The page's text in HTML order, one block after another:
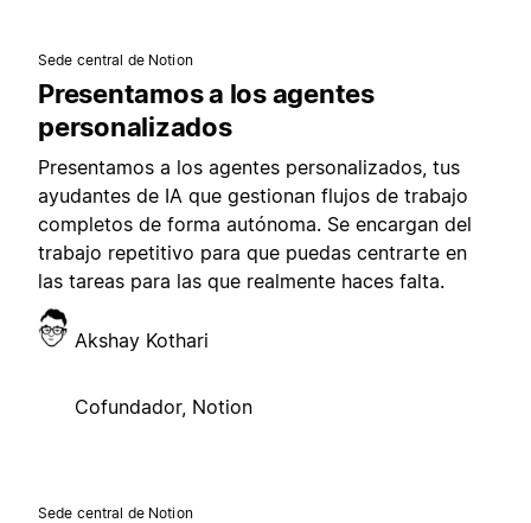
Sede central de Notion
Presentamos a los agentes
personalizados
Presentamos a los agentes personalizados, tus
ayudantes de IA que gestionan flujos de trabajo
completos de forma autónoma. Se encargan del
trabajo repetitivo para que puedas centrarte en
las tareas para las que realmente haces falta.
Akshay Kothari
Cofundador, Notion
Sede central de Notion